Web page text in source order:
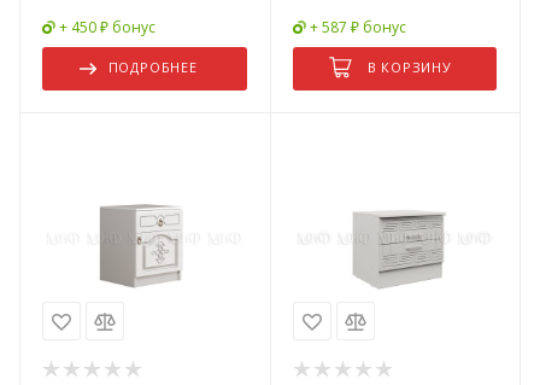
+ 450 ₽ бонус
ПОДРОБНЕЕ
+ 587 ₽ бонус
В КОРЗИНУ